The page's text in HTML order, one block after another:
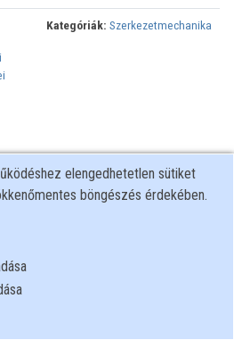
Kategóriák: Szerkezetmechanika
elengedhetetlen sütiket
böngészés érdekében.